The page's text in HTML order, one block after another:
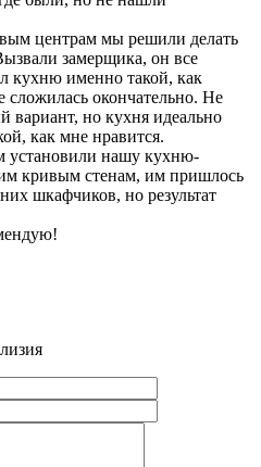
центрам мы решили делать
замерщика, он все
кухню именно такой, как
сложилась окончательно. Не
вариант, но кухня идеально
как мне нравится.
установили нашу кухню-
кривым стенам, им пришлось
шкафчиков, но результат